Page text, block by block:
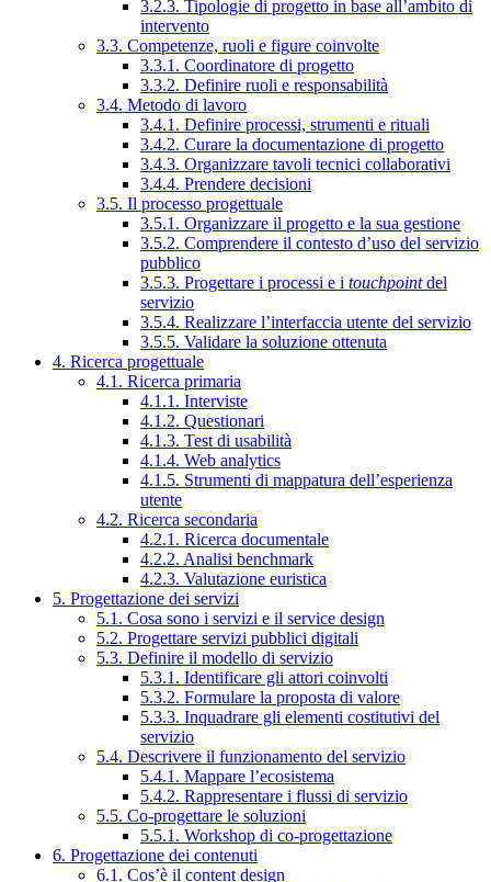
3.2.3. Tipologie di progetto in base all’ambito di
intervento
3.3. Competenze, ruoli e figure coinvolte
3.3.1. Coordinatore di progetto
3.3.2. Definire ruoli e responsabilità
3.4. Metodo di lavoro
3.4.1. Definire processi, strumenti e rituali
3.4.2. Curare la documentazione di progetto
3.4.3. Organizzare tavoli tecnici collaborativi
3.4.4. Prendere decisioni
3.5. Il processo progettuale
3.5.1. Organizzare il progetto e la sua gestione
3.5.2. Comprendere il contesto d’uso del servizio
pubblico
3.5.3. Progettare i processi e i touchpointdel
servizio
3.5.4. Realizzare l’interfaccia utente del servizio
3.5.5. Validare la soluzione ottenuta
4. Ricerca progettuale
4.1. Ricerca primaria
4.1.1. Interviste
4.1.2. Questionari
4.1.3. Test di usabilità
4.1.4. Web analytics
4.1.5. Strumenti di mappatura dell’esperienza
utente
4.2. Ricerca secondaria
4.2.1. Ricerca documentale
4.2.2. Analisi benchmark
4.2.3. Valutazione euristica
5. Progettazione dei servizi
5.1. Cosa sono i servizi e il service design
5.2. Progettare servizi pubblici digitali
5.3. Definire il modello di servizio
5.3.1. Identificare gli attori coinvolti
5.3.2. Formulare la proposta di valore
5.3.3. Inquadrare gli elementi costitutivi del
servizio
5.4. Descrivere il funzionamento del servizio
5.4.1. Mappare l’ecosistema
5.4.2. Rappresentare i flussi di servizio
5.5. Co-progettare le soluzioni
5.5.1. Workshop di co-progettazione
6. Progettazione dei contenuti
6.1. Cos’è il content design